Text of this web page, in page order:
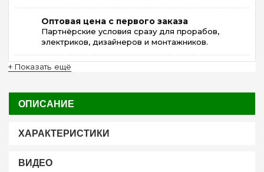
Оптовая цена с первого заказа
Партнёрские условия сразу для прорабов,
электриков, дизайнеров и монтажников.
+ Показать ещё
ОПИСАНИЕ
ХАРАКТЕРИСТИКИ
ВИДЕО